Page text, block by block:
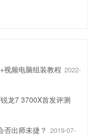
视频电脑组装教程 2022-
龙7 3700X首发评测
否出师未捷？ 2019-07-